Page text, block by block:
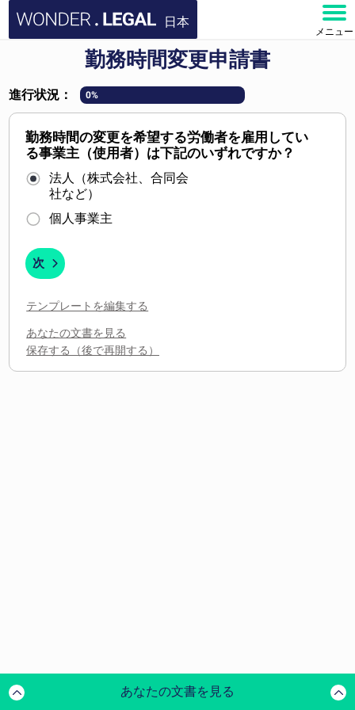
日本
メニュー
文書
よくある質問
お問い合わせ
アカウント
勤務時間変更申請書
進行状況： 0%
勤務時間の変更を希望する労働者を雇用してい
る事業主（使用者）は下記のいずれですか？
法人（株式会社、合同会
社など）
個人事業主
次
テンプレートを編集する
あなたの文書を見る
あなたの文書を見る